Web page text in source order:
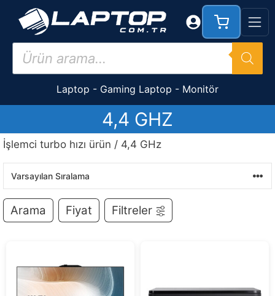
İçeriğe
Products
search
Laptop - Gaming Laptop - Monitör
4,4 GHZ
İşlemci turbo hızı ürün / 4,4 GHz
Arama Fiyat Filtreler